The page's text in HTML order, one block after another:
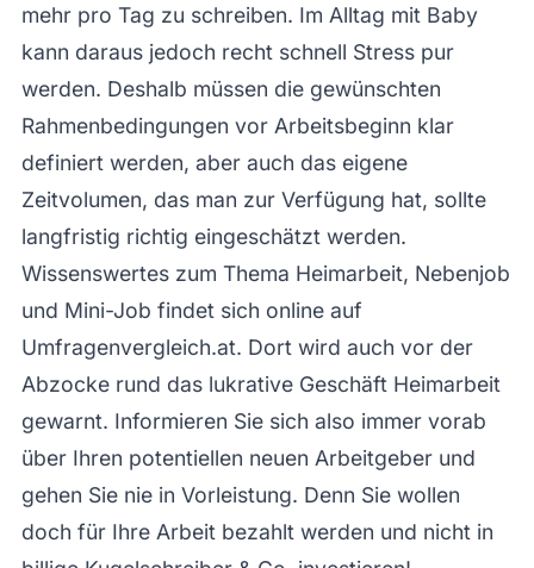
mehr pro Tag zu schreiben. Im Alltag mit Baby
kann daraus jedoch recht schnell Stress pur
werden. Deshalb müssen die gewünschten
Rahmenbedingungen vor Arbeitsbeginn klar
definiert werden, aber auch das eigene
Zeitvolumen, das man zur Verfügung hat, sollte
langfristig richtig eingeschätzt werden.
Wissenswertes zum Thema Heimarbeit, Nebenjob
und Mini-Job findet sich online auf
Umfragenvergleich.at. Dort wird auch vor der
Abzocke rund das lukrative Geschäft Heimarbeit
gewarnt. Informieren Sie sich also immer vorab
über Ihren potentiellen neuen Arbeitgeber und
gehen Sie nie in Vorleistung. Denn Sie wollen
doch für Ihre Arbeit bezahlt werden und nicht in